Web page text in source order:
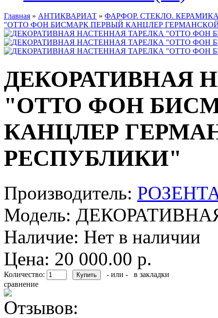
Главная » АНТИКВАРИАТ » ФАРФОР. СТЕКЛО.
"ОТТО ФОН БИСМАРК ПЕРВЫЙ КАНЦЛЕР
ДЕКОРАТИВНАЯ
"ОТТО ФОН
КАНЦЛЕР
РЕСПУБЛИКИ"
Производитель:
Модель:
Наличие: Нет в наличии
Цена: 20 000.00 р.
Количество: - или -
в закладки
сравнение